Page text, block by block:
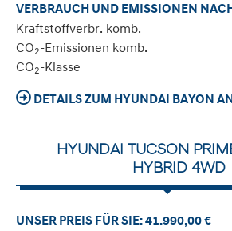
VERBRAUCH UND EMISSIONEN
Kraftstoffverbr. komb.
CO2-Emissionen komb.
CO2-Klasse
DETAILS ZUM HYUNDAI BAYON
HYUNDAI TUCSON
HYBRID 4WD
UNSER PREIS FÜR SIE: 41.990,00 €